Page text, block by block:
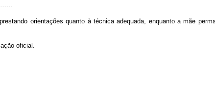
orientações quanto à técnica adequada, enquanto a mãe
oficial.